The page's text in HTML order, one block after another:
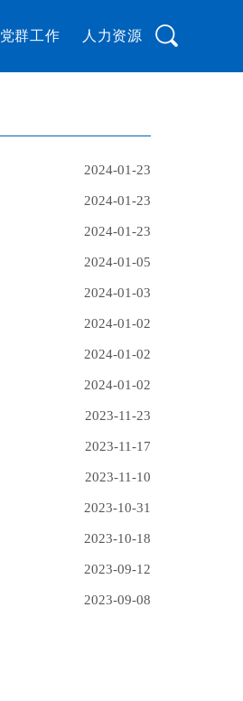
党群工作 人力资源
2024-01-23
2024-01-23
2024-01-23
2024-01-05
2024-01-03
2024-01-02
2024-01-02
2024-01-02
2023-11-23
2023-11-17
2023-11-10
2023-10-31
2023-10-18
2023-09-12
2023-09-08